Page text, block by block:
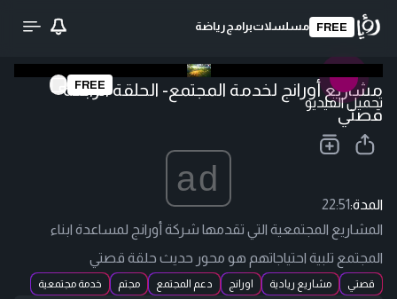
FREE مسلسلاتبرامج رياضة
تحميل الفيديو
FREE
مشاريع أورانج لخدمة المجتمع- الحلقة الرابعة -
قصتي
ad
المدة:22:51
المشاريع المجتمعية التي تقدمها شركة أورانج لمساعدة ابناء
المجتمع تلبية احتياجاتهم هو محور حديث حلقة قصتي
قصتي مشاريع ريادية اورانج دعم المجتمع مجتم خدمة مجتمعية